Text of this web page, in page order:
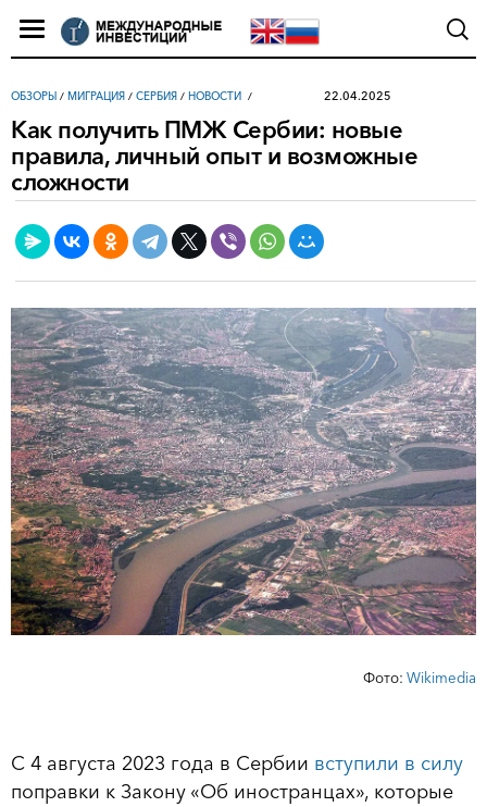
ОБЗОРЫ / МИГРАЦИЯ / СЕРБИЯ / НОВОСТИ 22.04.2025
Как получить ПМЖ Сербии: новые
правила, личный опыт и возможные
сложности
Фото: Wikimedia
С 4 августа 2023 года в Сербии вступили в силу
поправки к Закону «Об иностранцах», которые